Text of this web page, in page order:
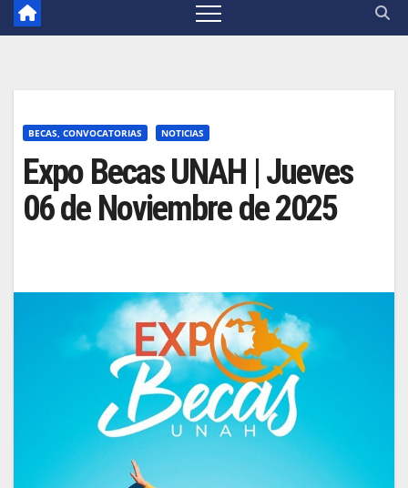
BECAS, CONVOCATORIAS NOTICIAS
Expo Becas UNAH | Jueves
06 de Noviembre de 2025